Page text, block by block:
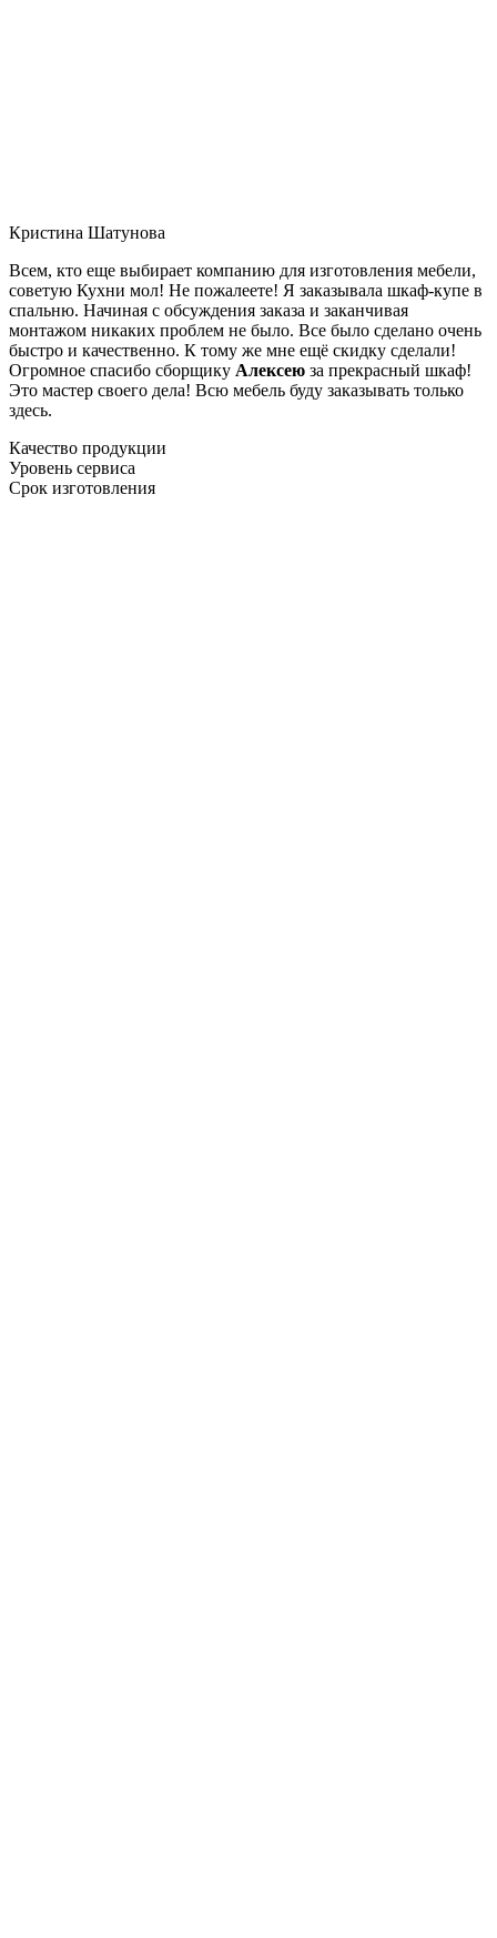
Кристина Шатунова
Всем, кто еще выбирает компанию для изготовления мебели,
советую Кухни мол! Не пожалеете! Я заказывала шкаф-купе в
спальню. Начиная с обсуждения заказа и заканчивая
монтажом никаких проблем не было. Все было сделано очень
быстро и качественно. К тому же мне ещё скидку сделали!
Огромное спасибо сборщику Алексею за прекрасный шкаф!
Это мастер своего дела! Всю мебель буду заказывать только
здесь.
Качество продукции
Уровень сервиса
Срок изготовления